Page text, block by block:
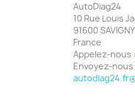
AutoDiag24
10 Rue Louis
91600
France
Appelez-nous :
Envoyez-nous